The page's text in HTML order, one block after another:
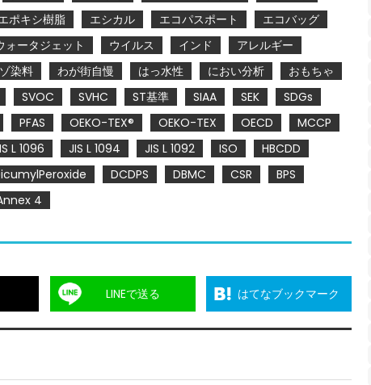
ポキシ樹脂 エシカル エコパスポート
エコバッグ
ォータジェット ウイルス インド
アレルギー
染料 わが街自慢 はっ水性 におい分析
おもちゃ
SVOC SVHC ST基準 SIAA SEK
SDGs
PFAS OEKO-TEX® OEKO-TEX OECD
MCCP
L 1096 JIS L 1094 JIS L 1092 ISO
HBCDD
DCDPS DBMC CSR
BPS
4
LINEで送る はてなブックマーク